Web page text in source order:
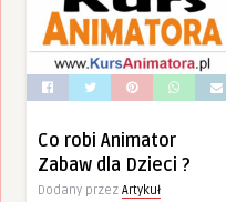
Co robi Animator
Zabaw dla Dzieci ?
Dodany przez Artykuł